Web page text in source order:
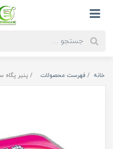
خانه فهرست محصولات پنیر